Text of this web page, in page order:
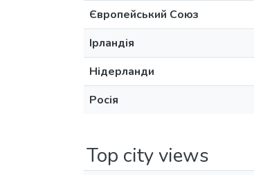
Європейський Союз
Ірландія
Нідерланди
Росія
Top city views